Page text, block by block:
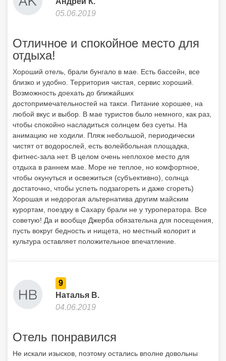
достопримечательностей на такси. Питание хорошее, на
любой вкус и выбор. В мае туристов было немного, как раз,
чистят от водорослей, есть волейбольная площадка,
фитнес-зала нет. В целом очень неплохое место для
отдыха в раннем мае. Море не теплое, но комфортное,
чтобы окунуться и освежиться (субъективно), солнца
достаточно, чтобы успеть подзагореть и даже сгореть)
Хорошая и недорогая альтернатива другим майским
курортам, поездку в Сахару брали не у туроператора. Все
советую! Да и вообще Джерба обязательна для посещения,
пусть вокруг бедность и нищета, но местный колорит и
культура оставляет положительное впечатление.
Наталья В.
04.06.2019
Отель понравился
недостатки/неполадки быстро устраняет персонал. Очень
большая территория, много цветущих растений, отдельные
домики для проживания создают особую атмосферу.
Порадовал крытый теплый бассейн, для пасмурной или
местные блюда, специи. Из алкогольных напитков можно
пить только местное вино и пиво. Пляж хороший, пару дней